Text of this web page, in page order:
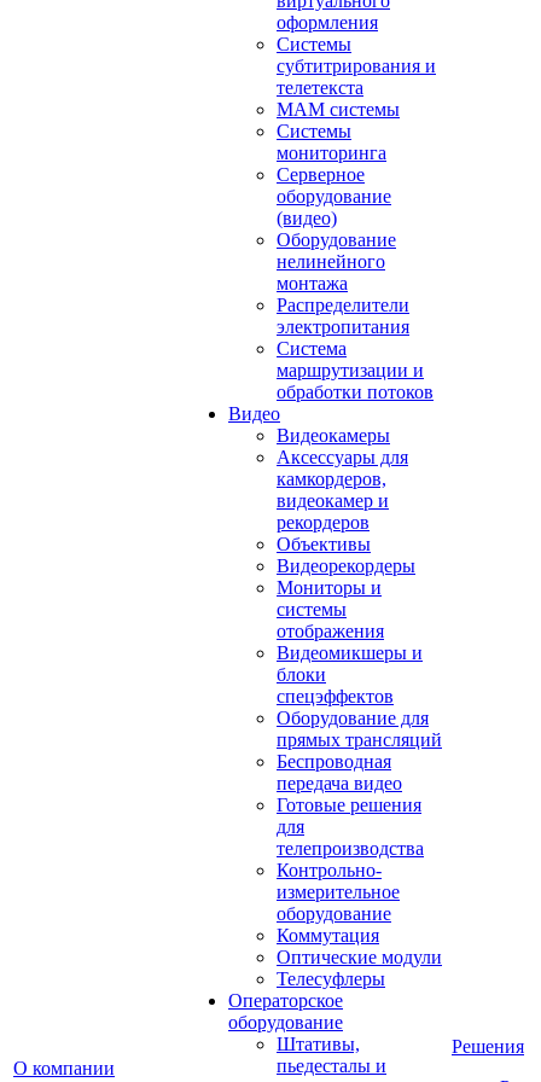
О компании
оформления
Системы
субтитрирования и
телетекста
MAM системы
Системы
мониторинга
Серверное
оборудование
(видео)
Оборудование
нелинейного
монтажа
Распределители
электропитания
Система
маршрутизации и
обработки потоков
Видео
Видеокамеры
Аксессуары для
камкордеров,
видеокамер и
рекордеров
Объективы
Видеорекордеры
Мониторы и
системы
отображения
Видеомикшеры и
блоки
спецэффектов
Оборудование для
прямых трансляций
Беспроводная
передача видео
Готовые решения
для
телепроизводства
Контрольно-
измерительное
оборудование
Коммутация
Оптические модули
Телесуфлеры
Операторское
оборудование
Штативы,
пьедесталы и
Решения